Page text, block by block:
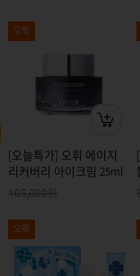
오특
[오늘특가] 오휘 에이지
리커버리 아이크림 25ml
105,000원
오특